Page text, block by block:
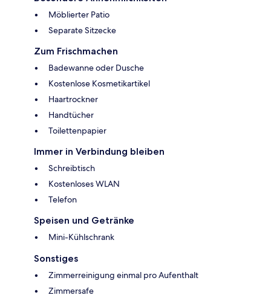
Möblierter Patio
Separate Sitzecke
Zum Frischmachen
Badewanne oder Dusche
Kostenlose Kosmetikartikel
Haartrockner
Handtücher
Toilettenpapier
Immer in Verbindung bleiben
Schreibtisch
Kostenloses WLAN
Telefon
Speisen und Getränke
Mini-Kühlschrank
Sonstiges
Zimmerreinigung einmal pro Aufenthalt
Zimmersafe